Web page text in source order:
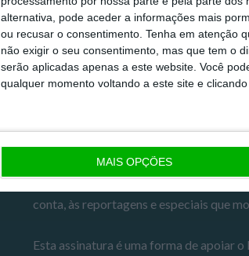
alternativa, pode aceder a informações mais
ou recusar o consentimento. Tenha em atenção
não exigir o seu consentimento, mas que tem o
serão aplicadas apenas a este website. Você
qualquer momento voltando a este site e
MAIS OPÇÕES
Assine o ECO
De que forma? Assine o ECO Premium
conta, às reportagens e especiais que
Esta assinatura é uma forma de apoiar